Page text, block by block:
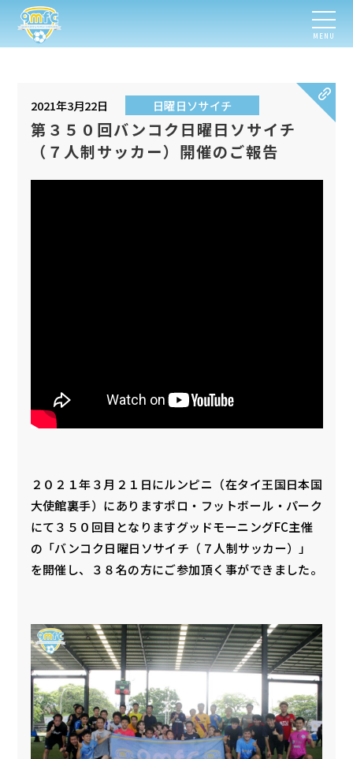
MENU
2021年3月22日 日曜日ソサイチ
第３５０回バンコク日曜日ソサイチ
（７人制サッカー）開催のご報告
２０２１年３月２１日にルンピニ（在タイ王国日本国
大使館裏手）にありますポロ・フットボール・パーク
にて３５０回目となりますグッドモーニングFC主催
の「バンコク日曜日ソサイチ（７人制サッカー）」
を開催し、３８名の方にご参加頂く事ができました。